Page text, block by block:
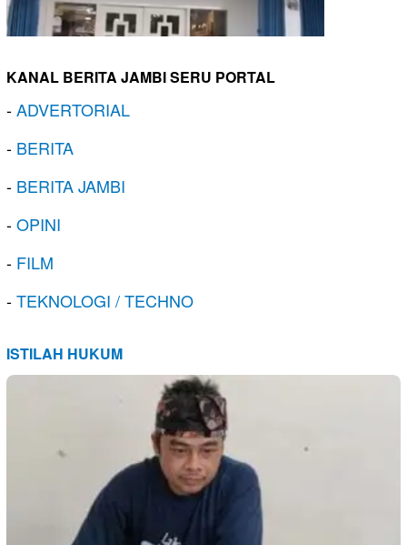
KANAL BERITA JAMBI SERU PORTAL
-ADVERTORIAL
- BERITA
- BERITA JAMBI
-OPINI
- FILM
-TEKNOLOGI / TECHNO
ISTILAH HUKUM